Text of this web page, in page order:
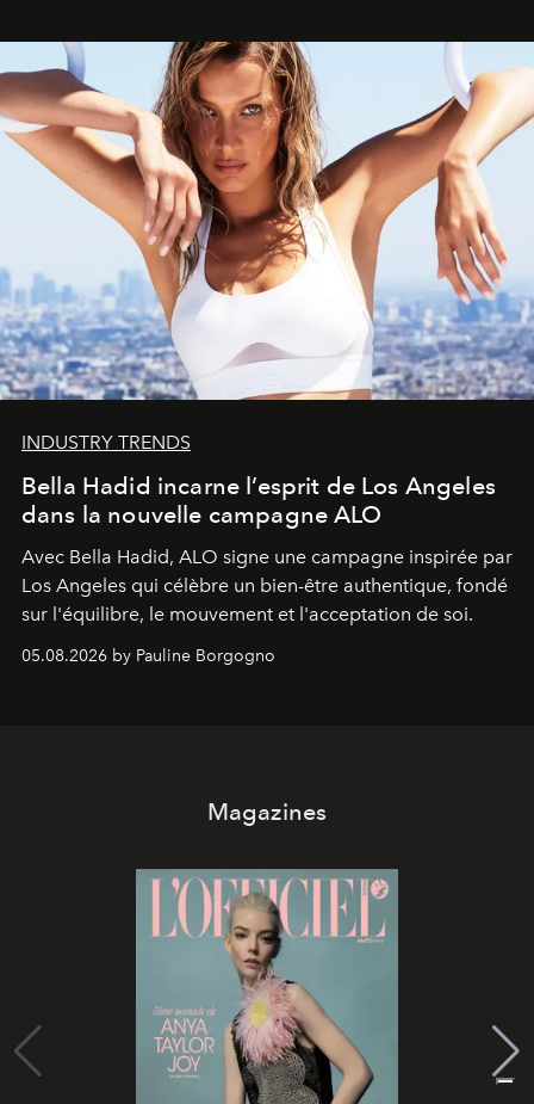
INDUSTRY TRENDS
Bella Hadid incarne l’esprit de Los Angeles
dans la nouvelle campagne ALO
Avec Bella Hadid, ALO signe une campagne inspirée par
Los Angeles qui célèbre un bien-être authentique, fondé
sur l'équilibre, le mouvement et l'acceptation de soi.
05.08.2026 by Pauline Borgogno
Magazines